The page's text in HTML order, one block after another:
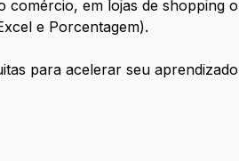
comércio, em lojas de shopping
e Porcentagem).
para acelerar seu